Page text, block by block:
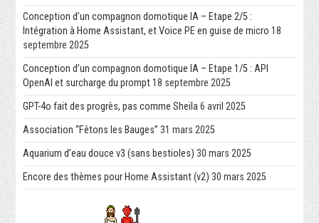
Conception d’un compagnon domotique IA – Etape 2/5 :
Intégration à Home Assistant, et Voice PE en guise de micro 18
septembre 2025
Conception d’un compagnon domotique IA – Etape 1/5 : API
OpenAI et surcharge du prompt 18 septembre 2025
GPT-4o fait des progrès, pas comme Sheila 6 avril 2025
Association “Fêtons les Bauges” 31 mars 2025
Aquarium d’eau douce v3 (sans bestioles) 30 mars 2025
Encore des thèmes pour Home Assistant (v2) 30 mars 2025